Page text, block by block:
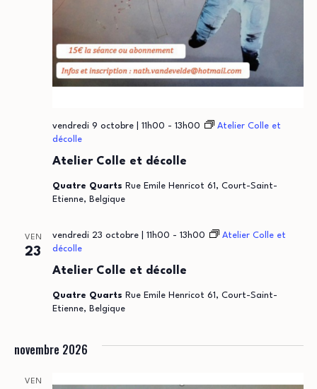
Atelier Colle et décolle
vendredi 9 octobre | 11h00 - 13h00
Atelier Colle et
décolle
Quatre Quarts Rue Emile Henricot 61, Court-Saint-
Etienne, Belgique
VEN
23
Atelier Colle et décolle
vendredi 23 octobre | 11h00 - 13h00
Atelier Colle et
décolle
Quatre Quarts Rue Emile Henricot 61, Court-Saint-
Etienne, Belgique
novembre 2026
VEN